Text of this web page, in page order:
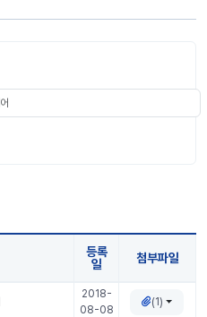
등록
일
첨부파일
2018-
08-08
(1)